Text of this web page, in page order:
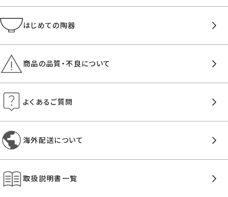
はじめての陶器
商品の品質・不良について
よくあるご質問
海外配送について
取扱説明書一覧